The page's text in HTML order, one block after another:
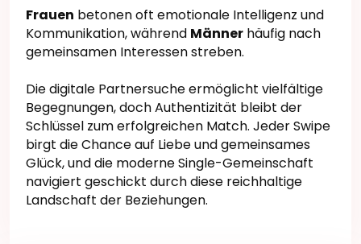
Frauen betonen oft emotionale Intelligenz und
Kommunikation, während Männer häufig nach
gemeinsamen Interessen streben.
Die digitale Partnersuche ermöglicht vielfältige
Begegnungen, doch Authentizität bleibt der
Schlüssel zum erfolgreichen Match. Jeder Swipe
birgt die Chance auf Liebe und gemeinsames
Glück, und die moderne Single-Gemeinschaft
navigiert geschickt durch diese reichhaltige
Landschaft der Beziehungen.